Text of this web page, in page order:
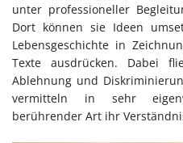
unter professioneller
Dort können sie Ideen
Lebensgeschichte in
Texte ausdrücken. Dabei
Ablehnung und
vermitteln in sehr
berührender Art ihr